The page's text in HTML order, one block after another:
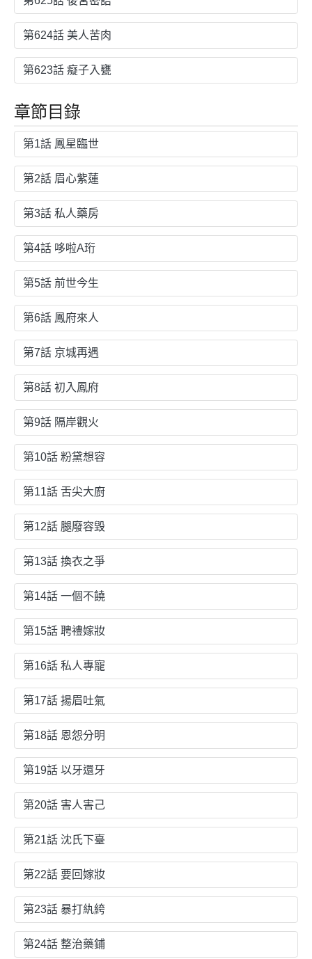
第624話 美人苦肉
第623話 癡子入甕
章節目錄
第1話 鳳星臨世
第2話 眉心紫蓮
第3話 私人藥房
第4話 哆啦A珩
第5話 前世今生
第6話 鳳府來人
第7話 京城再遇
第8話 初入鳳府
第9話 隔岸觀火
第10話 粉黛想容
第11話 舌尖大廚
第12話 腿廢容毀
第13話 換衣之爭
第14話 一個不饒
第15話 聘禮嫁妝
第16話 私人專寵
第17話 揚眉吐氣
第18話 恩怨分明
第19話 以牙還牙
第20話 害人害己
第21話 沈氏下臺
第22話 要回嫁妝
第23話 暴打紈絝
第24話 整治藥鋪